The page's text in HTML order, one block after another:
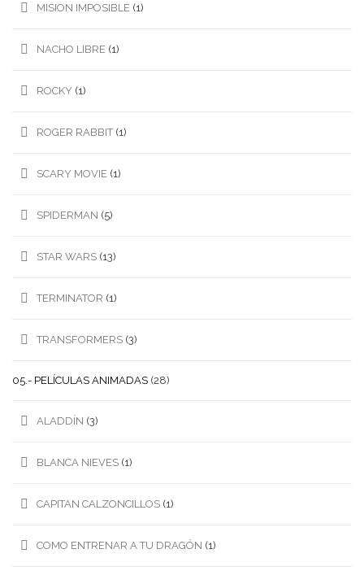
MISION IMPOSIBLE (1)
NACHO LIBRE (1)
ROCKY (1)
ROGER RABBIT (1)
SCARY MOVIE (1)
SPIDERMAN (5)
STAR WARS (13)
TERMINATOR (1)
TRANSFORMERS (3)
05.- PELÍCULAS ANIMADAS (28)
ALADDÍN (3)
BLANCA NIEVES (1)
CAPITAN CALZONCILLOS (1)
COMO ENTRENAR A TU DRAGÓN (1)